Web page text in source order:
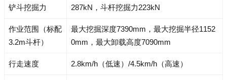
铲斗挖掘力 287kN，斗杆挖掘力223kN
作业范围（标配
3.2m斗杆）
最大挖掘深度7390mm，最大挖掘半径1152
0mm，最大卸载高度7090mm
行走速度 2.8km/h（低速）/4.5km/h（高速）